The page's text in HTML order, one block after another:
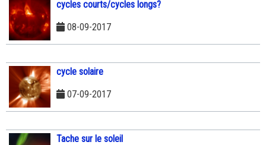
cycles courts/cycles longs?
08-09-2017
cycle solaire
07-09-2017
Tache sur le soleil